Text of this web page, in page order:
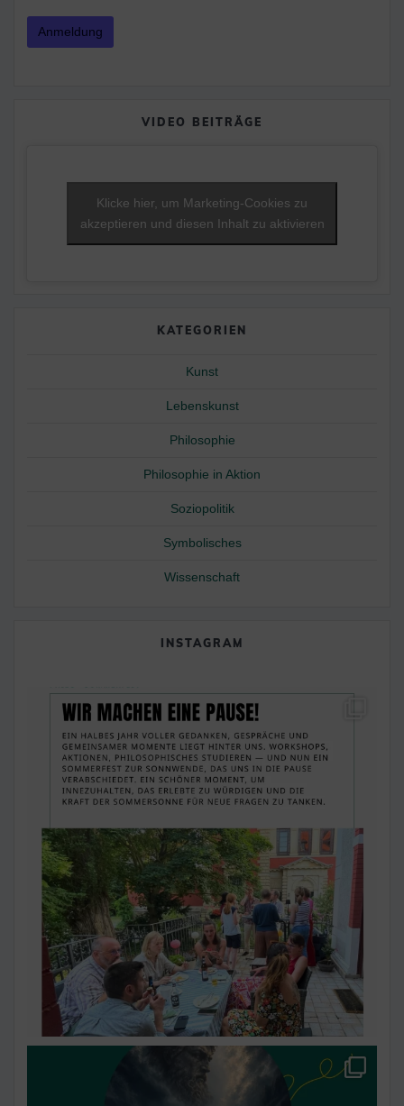
VIDEO BEITRÄGE
Klicke hier, um Marketing-Cookies zu
akzeptieren und diesen Inhalt zu aktivieren
KATEGORIEN
Kunst
Lebenskunst
Philosophie
Philosophie in Aktion
Soziopolitik
Symbolisches
Wissenschaft
INSTAGRAM